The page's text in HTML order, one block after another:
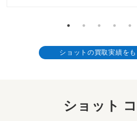
ショットの買取実績を
ショット